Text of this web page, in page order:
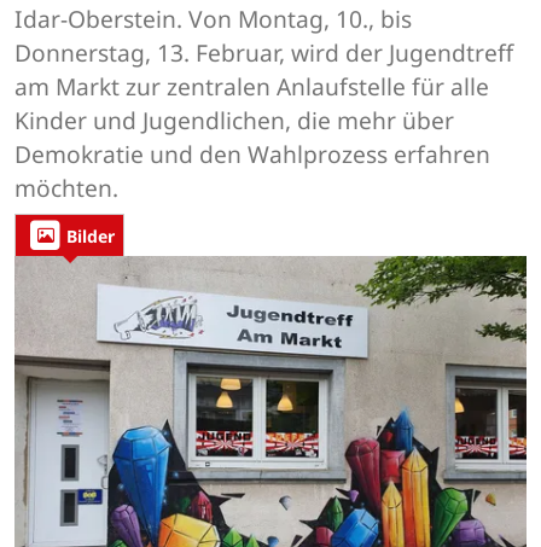
Idar-Oberstein. Von Montag, 10., bis
Donnerstag, 13. Februar, wird der Jugendtreff
am Markt zur zentralen Anlaufstelle für alle
Kinder und Jugendlichen, die mehr über
Demokratie und den Wahlprozess erfahren
möchten.
Bilder